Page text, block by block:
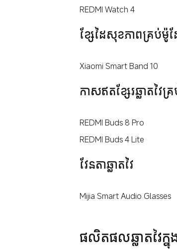
REDMI Watch 4
ខ្សែដៃសុខភាពគ្រប់ម៉ូ
Xiaomi Smart Band 10
កាសឥតខ្សែរឆ្លាតវៃ
REDMI Buds 8 Pro
REDMI Buds 4 Lite
វែនតាឆ្លាតវៃ
Mijia Smart Audio Glasses
ផលិតផលឆ្លាតវៃក្នុង